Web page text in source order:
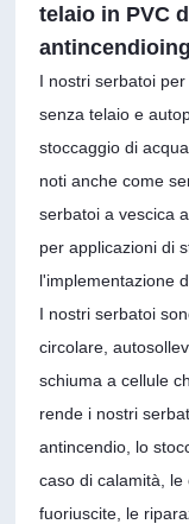
telaio in PVC
antincendioing
I nostri serbatoi
senza telaio e
stoccaggio di
noti anche come
serbatoi a vescica
per applicazioni di
l'implementazione
I nostri serbatoi
circolare,
schiuma a cellule
rende i nostri
antincendio, lo
caso di calamità,
fuoriuscite, le